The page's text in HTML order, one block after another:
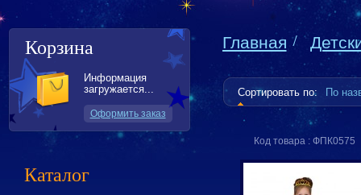
Корзина
Информация
загружается...
Оформить заказ
Каталог
Главная
Сортировать по: По
Код товара : ФПК0575